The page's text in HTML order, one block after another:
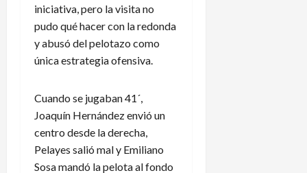
iniciativa, pero la visita no
pudo qué hacer con la redonda
y abusó del pelotazo como
única estrategia ofensiva.
Cuando se jugaban 41´,
Joaquín Hernández envió un
centro desde la derecha,
Pelayes salió mal y Emiliano
Sosa mandó la pelota al fondo